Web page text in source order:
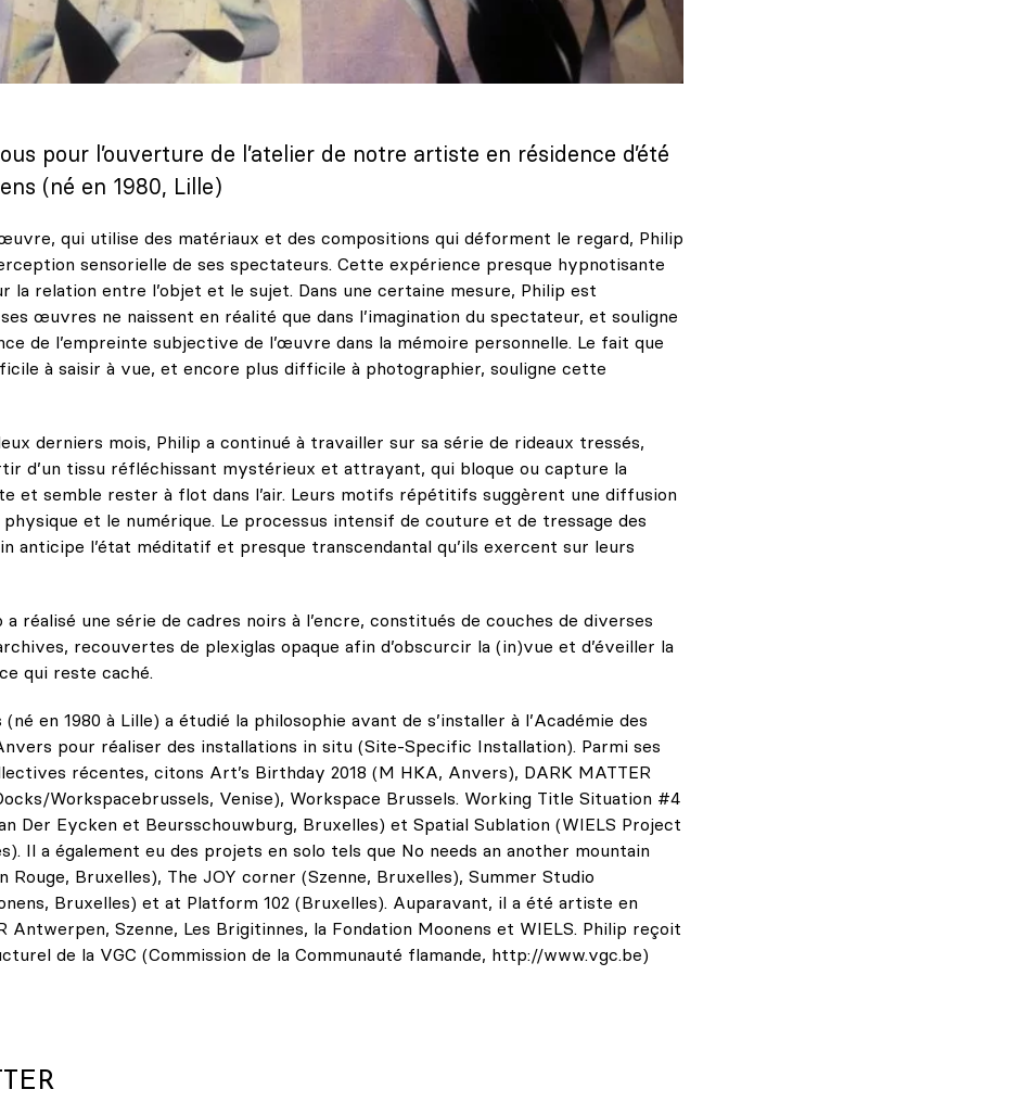
pour l’ouverture de l’atelier de notre artiste en résidence d’été
(né en 1980, Lille)
qui utilise des matériaux et des compositions qui déforment le regard, Philip
sensorielle de ses spectateurs. Cette expérience presque hypnotisante
la relation entre l’objet et le sujet. Dans une certaine mesure, Philip est
œuvres ne naissent en réalité que dans l’imagination du spectateur, et souligne
de l’empreinte subjective de l’œuvre dans la mémoire personnelle. Le fait que
à saisir à vue, et encore plus difficile à photographier, souligne cette
derniers mois, Philip a continué à travailler sur sa série de rideaux tressés,
d’un tissu réfléchissant mystérieux et attrayant, qui bloque ou capture la
et semble rester à flot dans l’air. Leurs motifs répétitifs suggèrent une diffusion
et le numérique. Le processus intensif de couture et de tressage des
anticipe l’état méditatif et presque transcendantal qu’ils exercent sur leurs
a réalisé une série de cadres noirs à l’encre, constitués de couches de diverses
recouvertes de plexiglas opaque afin d’obscurcir la (in)vue et d’éveiller la
qui reste caché.
(né en 1980 à Lille) a étudié la philosophie avant de s’installer à l’Académie des
pour réaliser des installations in situ (Site-Specific Installation). Parmi ses
récentes, citons Art’s Birthday 2018 (M HKA, Anvers), DARK MATTER
Workspacebrussels, Venise), Workspace Brussels. Working Title Situation #4
Der Eycken et Beursschouwburg, Bruxelles) et Spatial Sublation (WIELS Project
Il a également eu des projets en solo tels que No needs an another mountain
Rouge, Bruxelles), The JOY corner (Szenne, Bruxelles), Summer Studio
Bruxelles) et at Platform 102 (Bruxelles). Auparavant, il a été artiste en
Antwerpen, Szenne, Les Brigitinnes, la Fondation Moonens et WIELS. Philip reçoit
de la VGC (Commission de la Communauté flamande, http://www.vgc.be)